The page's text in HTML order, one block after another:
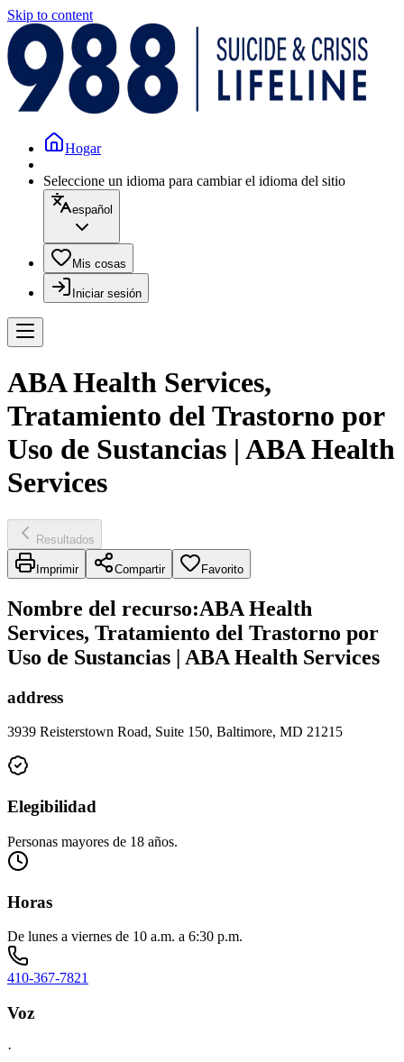
Skip to content
Hogar
Seleccione un idioma para cambiar el idioma del sitio
español
Mis cosas
Iniciar sesión
ABA Health Services,
Tratamiento del Trastorno por
Uso de Sustancias | ABA Health
Services
Resultados
Imprimir Compartir Favorito
Nombre del recurso:ABA Health
Services, Tratamiento del Trastorno por
Uso de Sustancias | ABA Health Services
address
3939 Reisterstown Road, Suite 150, Baltimore, MD 21215
Elegibilidad
Personas mayores de 18 años.
Horas
De lunes a viernes de 10 a.m. a 6:30 p.m.
410-367-7821
Voz
·